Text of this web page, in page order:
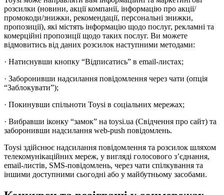
розсилки (новини, акції компанії, інформацію про акції/
промокоди/знижки, рекомендації, персональні знижки,
пропозиції), які містять інформацію щодо послуг, рекламні та
комерційні пропозиції щодо таких послуг. Ви можете
відмовитись від даних розсилок наступними методами:
· Натиснувши кнопку “Відписатись” в email-листах;
· Заборонивши надсилання повідомлення через чати (опція
“Заблокувати”);
· Покинувши спільноти Toysi в соціальних мережах;
· Вибравши іконку “замок” на toysi.ua (Свідчення про сайт) та
заборонивши надсилання web-push повідомлень.
Toysi здійснює надсилання повідомлення та розсилок шляхом
телекомунікаційних мереж, у вигляді голосового з’єднання,
email-листів, SMS-повідомлень, через чати спілкування та
іншими доступними сьогодні або у майбутньому засобами.